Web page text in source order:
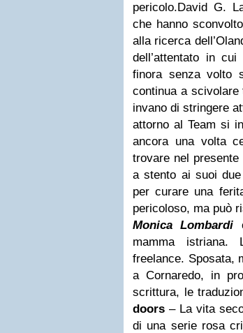
pericolo.David G.
che hanno
alla ricerca
dell’attentato in
finora senza volto
continua a
invano di stringere
attorno al Team si
ancora una volta
trovare nel
a stento ai suoi
per curare una
pericoloso, ma può
Monica Lombardi
mamma istriana.
freelance. Sposata,
a Cornaredo, in
scrittura, le
doors – La vita
di una serie rosa